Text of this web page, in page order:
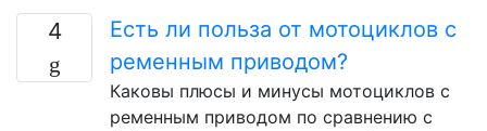
4
Есть ли польза от мотоциклов с
ременным приводом?
Каковы плюсы и минусы мотоциклов с
ременным приводом по сравнению с